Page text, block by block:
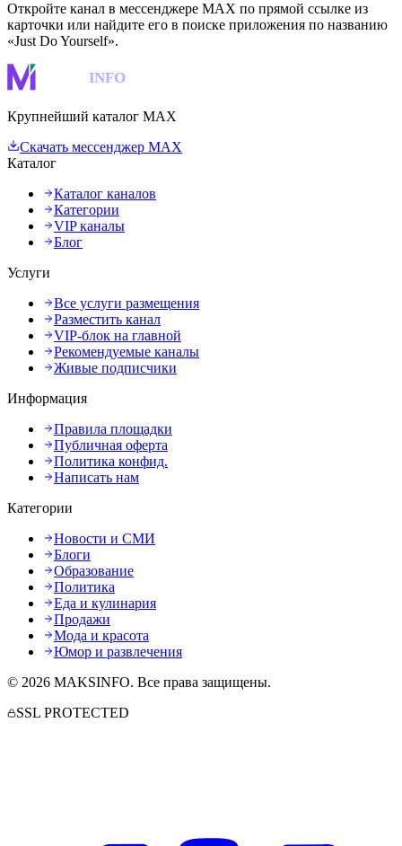
Откройте канал в мессенджере MAX по прямой ссылке из
карточки или найдите его в поиске приложения по названию
«Just Do Yourself».
INFO
Крупнейший каталог MAX
Скачать мессенджер MAX
Каталог
Каталог каналов
Категории
VIP каналы
Блог
Услуги
Все услуги размещения
Разместить канал
VIP-блок на главной
Рекомендуемые каналы
Живые подписчики
Информация
Правила площадки
Публичная оферта
Политика конфид.
Написать нам
Категории
Новости и СМИ
Блоги
Образование
Политика
Еда и кулинария
Продажи
Мода и красота
Юмор и развлечения
© 2026 MAKSINFO. Все права защищены.
SSL PROTECTED